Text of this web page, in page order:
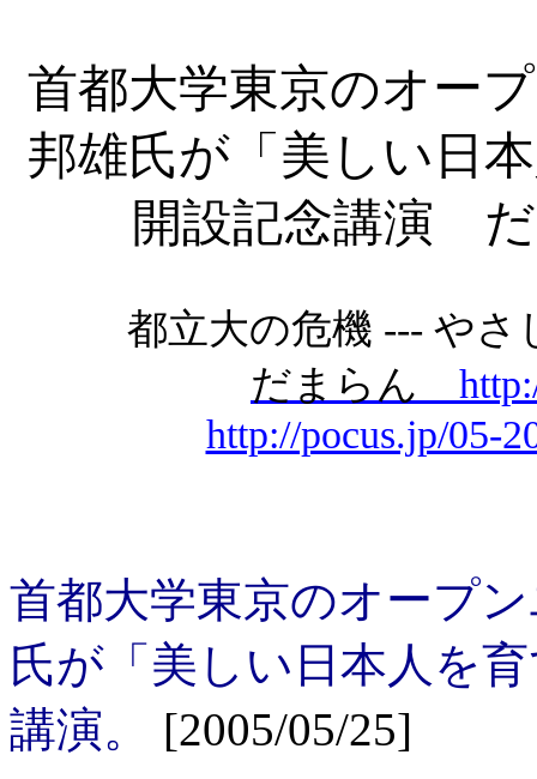
首都大学東京のオー
邦雄氏が「美しい日
開設記念講演
都立大の危機 --- やさ
だまらん
http://pocus.jp/05-
首都大学東京のオープ
氏が「美しい日本人を
講演。
[2005/05/25]